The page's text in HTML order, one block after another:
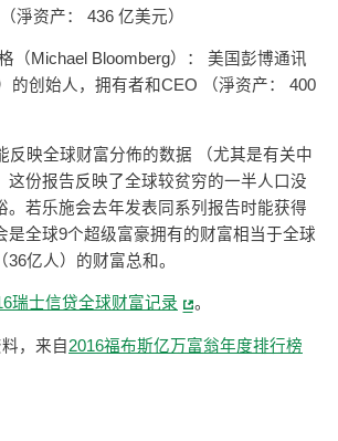
淨资产： 436 亿美元）
（Michael Bloomberg）： 美国彭博通讯
的创始人，拥有者和CEO （淨资产： 400
反映全球财富分佈的数据 （尤其是有关中
这份报告反映了全球较贫穷的一半人口没
。若乐施会去年发表同系列报告时能获得
是全球9个超级富豪拥有的财富相当于全球
亿人）的财富总和。
瑞士信贷全球财富记录 。
，来自 2016福布斯亿万富翁年度排行榜